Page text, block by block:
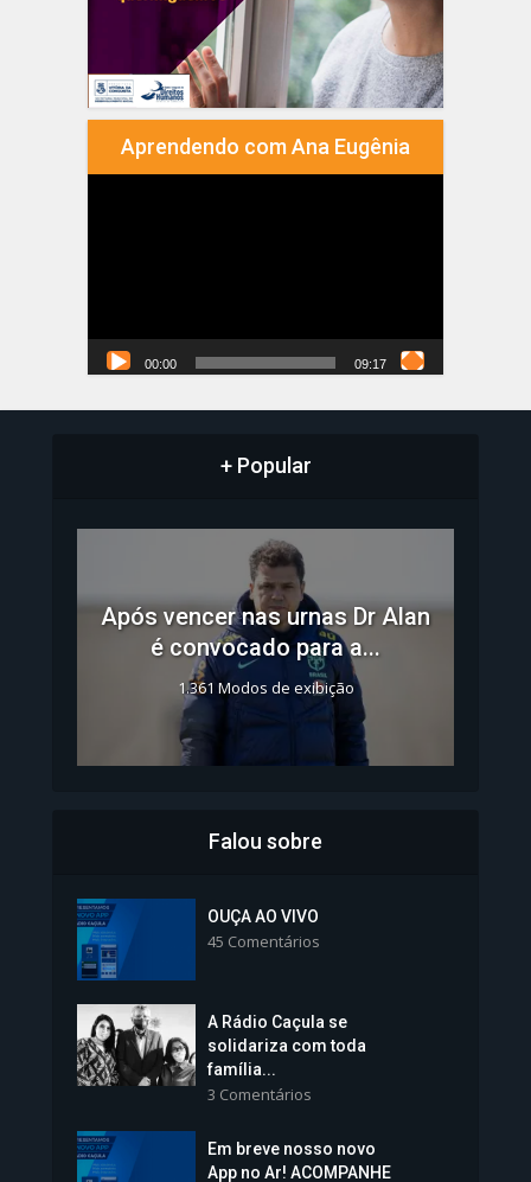
Aprendendo com Ana Eugênia
00:00 09:17
+ Popular
Após vencer nas urnas Dr Alan
é convocado para a...
1.361 Modos de exibição
Colégios da Polícia...
Vice-Prefeita Sheila Lemos
Falou sobre
OUÇA AO VIVO
45 Comentários
A Rádio Caçula se
solidariza com toda
família...
3 Comentários
Em breve nosso novo
App no Ar! ACOMPANHE